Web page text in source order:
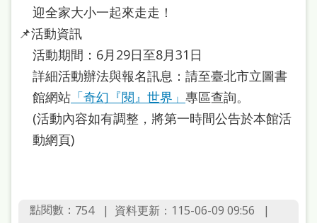
本
迎全家大小一起來走走！
📌活動資訊
活動期間：6月29日至8月31日
詳細活動辦法與報名訊息：請至臺北市立圖書
館網站 「奇幻『閱』世界」 專區查詢。
(活動內容如有調整，將第一時間公告於本館活
動網頁)
點閱數： 754
資料更新：115-06-09 09:56